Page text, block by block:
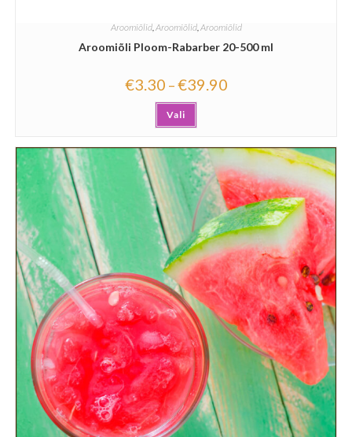
Aroomiõlid, Aroomiõlid, Aroomiõlid
Aroomiõli Ploom-Rabarber 20-500 ml
€3.30 –€39.90
Vali